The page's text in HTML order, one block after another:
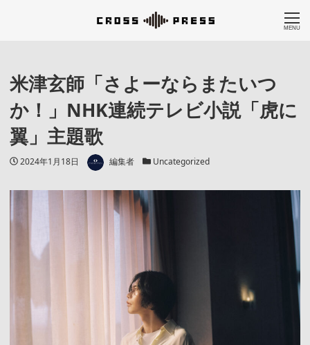
MENU
米津玄師「さよーならまたいつ
か！」NHK連続テレビ小説「虎に
翼」主題歌
投稿日
2024年1月18日 著者 編集者 カテゴリー
Uncategorized